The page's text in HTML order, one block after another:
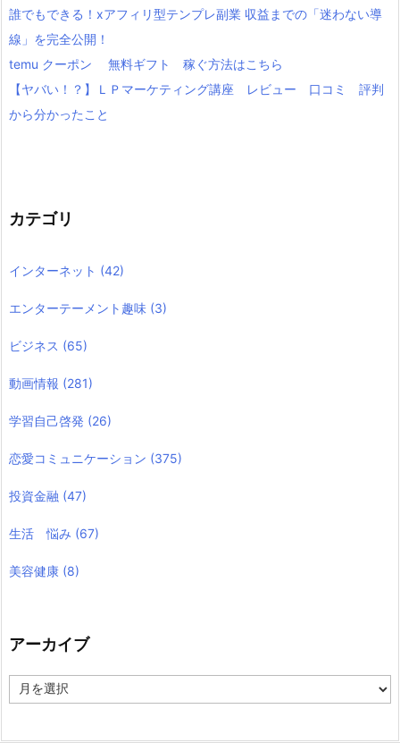
誰でもできる！xアフィリ型テンプレ副業 収益までの「迷わない導
線」を完全公開！
temu クーポン 無料ギフト 稼ぐ方法はこちら
【ヤバい！？】ＬＰマーケティング講座 レビュー 口コミ 評判
から分かったこと
カテゴリ
インターネット (42)
エンターテーメント趣味 (3)
ビジネス (65)
動画情報 (281)
学習自己啓発 (26)
恋愛コミュニケーション (375)
投資金融 (47)
生活 悩み (67)
美容健康 (8)
アーカイブ
ー